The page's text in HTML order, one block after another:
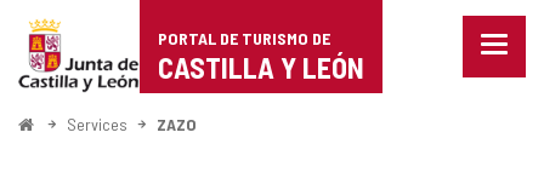
Portal
de
Turismo
PORTAL DE TURISMO DE
CASTILLA Y LEÓN
Menu
<
Services ZAZO